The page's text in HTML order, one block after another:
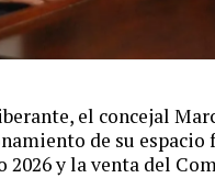
el concejal
de su espacio
y la venta del